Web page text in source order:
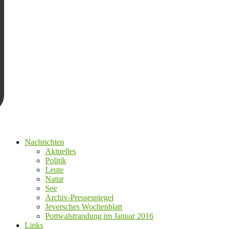
Nachrichten
Aktuelles
Politik
Leute
Natur
See
Archiv-Pressespiegel
Jeversches Wochenblatt
Pottwalstrandung im Januar 2016
Links